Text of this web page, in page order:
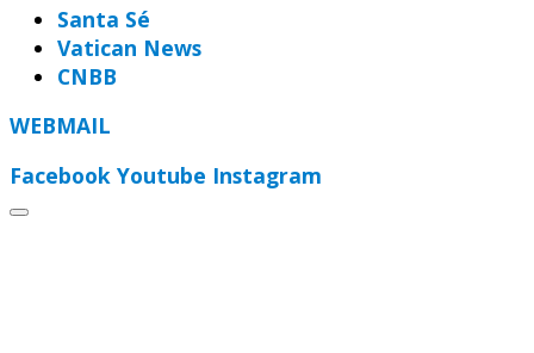
Santa Sé
Vatican News
CNBB
WEBMAIL
Facebook Youtube Instagram